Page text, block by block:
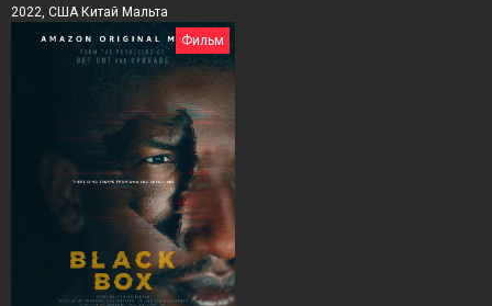
2022, США Китай Мальта
Фильм